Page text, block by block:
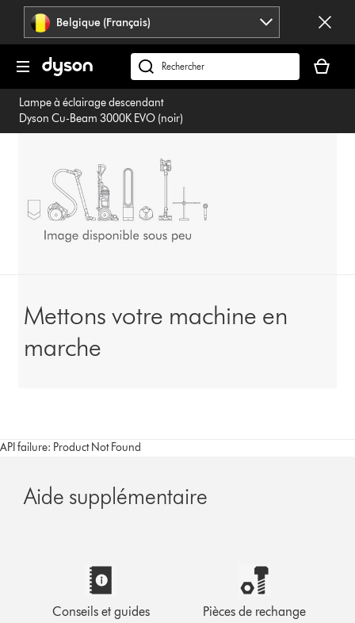
Sauter
pages
Belgique (Français)
Rechercher
des
produits
panier
est
Lampe à éclairage descendant
Dyson Cu-Beam 3000K EVO (noir)
Mettons votre machine en
marche
API failure: Product Not Found
Aide supplémentaire
Conseils et guides Pièces de rechange